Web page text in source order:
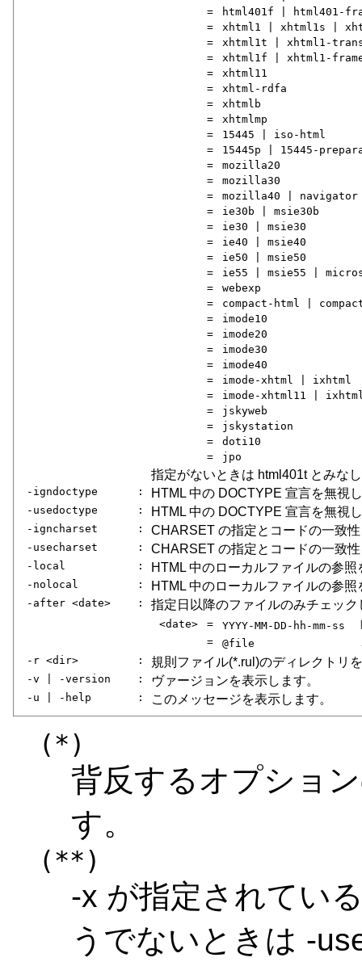
=
html401f | html401-
=
xhtml1 | xhtml1s |
=
xhtml1t | xhtml1-
=
xhtml1f | xhtml1-
=
xhtml11
=
xhtml-rdfa
=
xhtmlb
=
xhtmlmp
=
15445 | iso-html
=
15445p | 15445-
=
mozilla20
=
mozilla30
=
mozilla40 | navigator
=
ie30b | msie30b
=
ie30 | msie30
=
ie40 | msie40
=
ie50 | msie50
=
ie55 | msie55 |
=
webexp
=
compact-html |
=
imode10
=
imode20
=
imode30
=
imode40
=
imode-xhtml | ixhtml
=
imode-xhtml11 |
=
jskyweb
=
jskystation
=
doti10
=
jpo
指定がないときは html401t とみな
-igndoctype : HTML 中の DOCTYPE 宣言を無視
-usedoctype : HTML 中の DOCTYPE 宣言を無視
-igncharset : CHARSET の指定とコードの一致
-usecharset : CHARSET の指定とコードの一致
-local : HTML 中のローカルファイルの参
-nolocal : HTML 中のローカルファイルの参
-after <date> : 指定日以降のファイルのみチェック
<date> = YYYY-MM-DD-hh-mm-ss
=
@file
-r <dir>
: 規則ファイル(*.rul)のディレクトリ
-v | -version : ヴァージョンを表示します。
-u | -help : このメッセージを表示します。
(*)
背反するオプショ
す。
(**)
-x が指定されてい
うでないときは -